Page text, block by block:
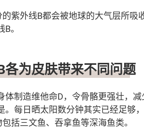
紫外线B都会被地球的大气层所
。
各为皮肤带来不同问题
体制造维他命D，令骨骼更强壮，
。每日晒太阳数分钟其实已经足够
括三文鱼、吞拿鱼等深海鱼类。